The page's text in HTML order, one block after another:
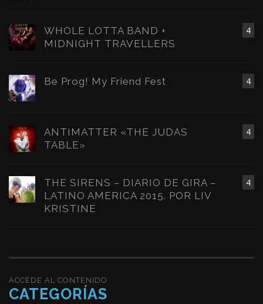
4
WHOLE LOTTA BAND +
MIDNIGHT TRAVELLERS
4
Be Prog! My Friend Fest
4
ANTIMATTER «THE JUDAS
TABLE»
4
THE SIRENS – DIARIO DE GIRA –
LATINO AMERICA 2015. POR LIV
KRISTINE
ACCEDE AL CONTENIDO
CATEGORÍAS